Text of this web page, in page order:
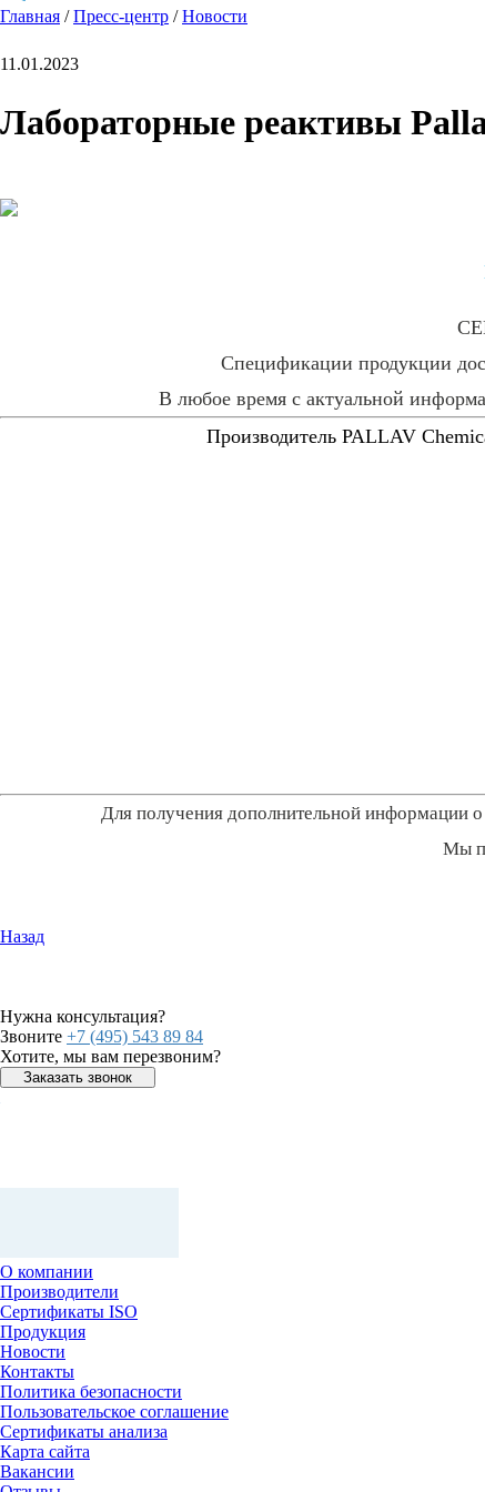
Главная /Пресс-центр /Новости
11.01.2023
Лабораторные реактивы
Спецификации продукции
В любое время с актуальной
Производитель PALLAV
Для получения дополнительной информации
Мы
Назад
Нужна консультация?
Звоните +7 (495) 543 89 84
Хотите, мы вам перезвоним?
Заказать звонок
О компании
Производители
Сертификаты ISO
Продукция
Новости
Контакты
Политика безопасности
Пользовательское соглашение
Сертификаты анализа
Карта сайта
Вакансии